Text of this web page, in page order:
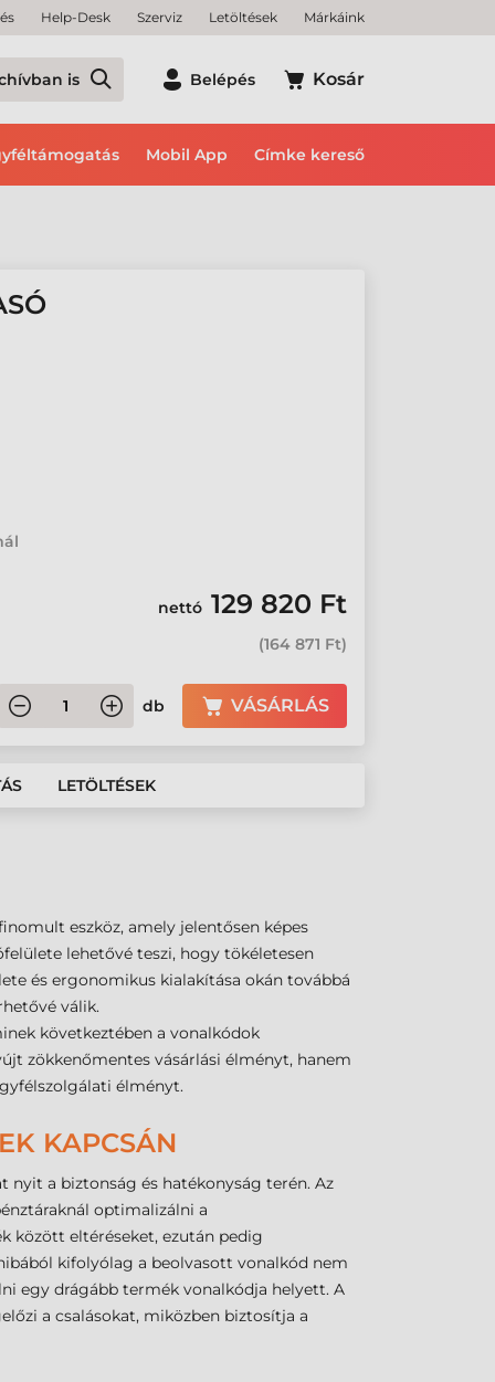
Help-Desk Szerviz Letöltések Márkáink
is Belépés Kosár
Mobil App Címke kereső
nettó 129 820 Ft
(164 871 Ft)
db VÁSÁRLÁS
LETÖLTÉSEK
eszköz, amely jelentősen képes
lehetővé teszi, hogy tökéletesen
és ergonomikus kialakítása okán továbbá
válik.
következtében a vonalkódok
zökkenőmentes vásárlási élményt, hanem
élményt.
KAPCSÁN
nyit a biztonság és hatékonyság terén. Az
optimalizálni a
között eltéréseket, ezután pedig
kifolyólag a beolvasott vonalkód nem
egy drágább termék vonalkódja helyett. A
a csalásokat, miközben biztosítja a